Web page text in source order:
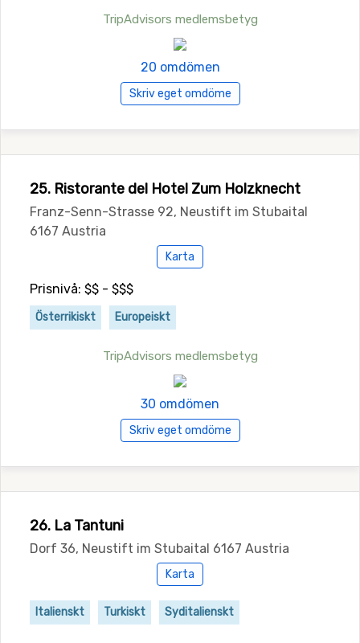
TripAdvisors medlemsbetyg
20 omdömen
Skriv eget omdöme
25. Ristorante del Hotel Zum Holzknecht
Franz-Senn-Strasse 92, Neustift im Stubaital
6167 Austria
Karta
Prisnivå: $$ - $$$
Österrikiskt Europeiskt
TripAdvisors medlemsbetyg
30 omdömen
Skriv eget omdöme
26. La Tantuni
Dorf 36, Neustift im Stubaital 6167 Austria
Karta
Italienskt Turkiskt Syditalienskt